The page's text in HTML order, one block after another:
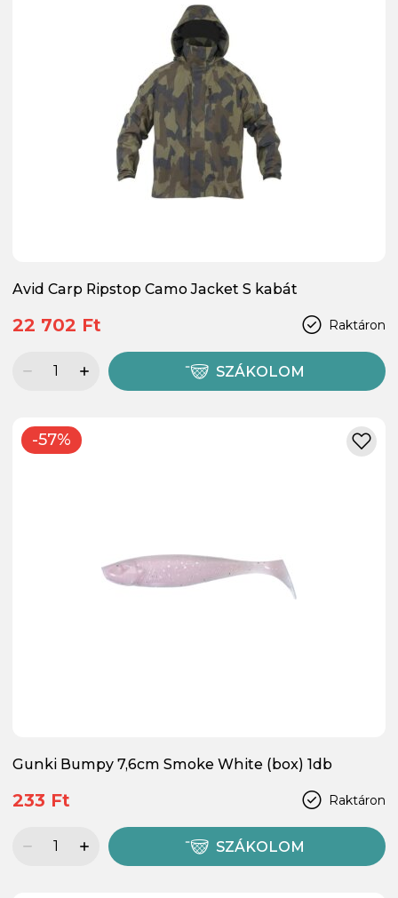
Avid Carp Ripstop Camo Jacket S kabát
Raktáron
22 702 Ft
SZÁKOLOM
-57%
Gunki Bumpy 7,6cm Smoke White (box) 1db
Raktáron
233 Ft
SZÁKOLOM